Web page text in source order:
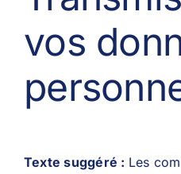
vos
Texte suggéré : Les